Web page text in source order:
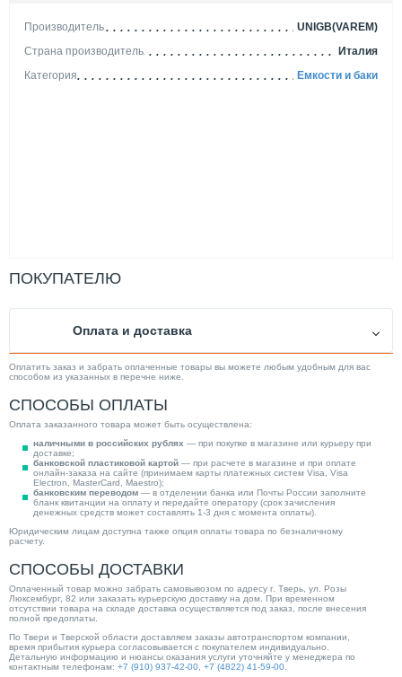
Производитель
UNIGB(VAREM)
Страна производитель
Италия
Категория
Емкости и баки
ПОКУПАТЕЛЮ
Оплата и доставка
Оплатить заказ и забрать оплаченные товары вы можете любым удобным для вас
способом из указанных в перечне ниже.
СПОСОБЫ ОПЛАТЫ
Оплата заказанного товара может быть осуществлена:
наличными в российских рублях — при покупке в магазине или курьеру при
доставке;
банковской пластиковой картой — при расчете в магазине и при оплате
онлайн-заказа на сайте (принимаем карты платежных систем Visa, Visa
Electron, MasterCard, Maestro);
банковским переводом — в отделении банка или Почты России заполните
бланк квитанции на оплату и передайте оператору (срок зачисления
денежных средств может составлять 1-3 дня с момента оплаты).
Юридическим лицам доступна также опция оплаты товара по безналичному
расчету.
СПОСОБЫ ДОСТАВКИ
Оплаченный товар можно забрать самовывозом по адресу г. Тверь, ул. Розы
Люксембург, 82 или заказать курьерскую доставку на дом. При временном
отсутствии товара на складе доставка осуществляется под заказ, после внесения
полной предоплаты.
По Твери и Тверской области доставляем заказы автотранспортом компании,
время прибытия курьера согласовывается с покупателем индивидуально.
Детальную информацию и нюансы оказания услуги уточняйте у менеджера по
контактным телефонам: +7 (910) 937-42-00 +7 (4822) 41-59-00